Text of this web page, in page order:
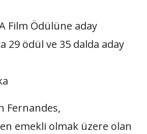
Film Ödülüne aday
29 ödül ve 35 dalda aday
Fernandes,
emekli olmak üzere olan